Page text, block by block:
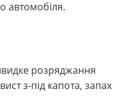
автомобіля.
розряджання
з-під капота, запах